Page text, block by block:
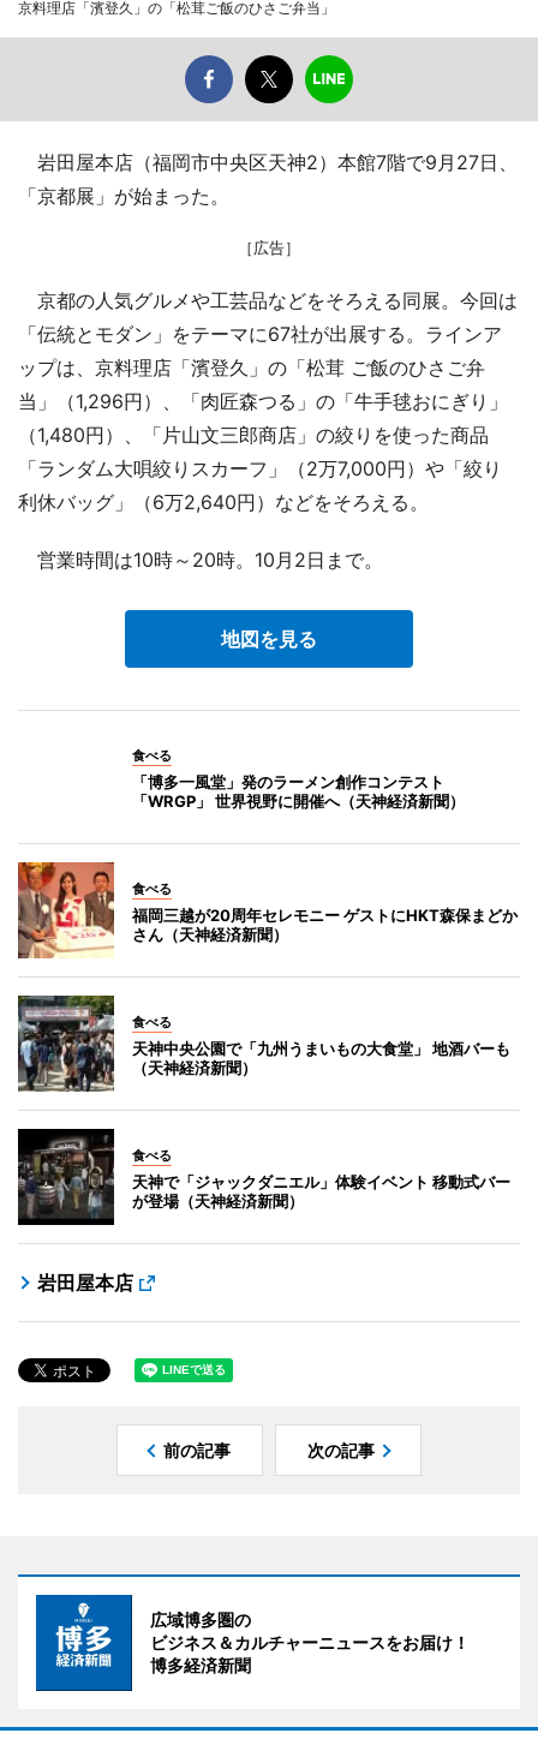
京料理店「濱登久」の「松茸ご飯のひさご弁当」
岩田屋本店（福岡市中央区天神2）本館7階で9月27日、
「京都展」が始まった。
［広告］
京都の人気グルメや工芸品などをそろえる同展。今回は
「伝統とモダン」をテーマに67社が出展する。ラインア
ップは、京料理店「濱登久」の「松茸 ご飯のひさご弁
当」（1,296円）、「肉匠森つる」の「牛手毬おにぎり」
（1,480円）、「片山文三郎商店」の絞りを使った商品
「ランダム大唄絞りスカーフ」（2万7,000円）や「絞り
利休バッグ」（6万2,640円）などをそろえる。
営業時間は10時～20時。10月2日まで。
地図を見る
食べる
「博多一風堂」発のラーメン創作コンテスト
「WRGP」 世界視野に開催へ（天神経済新聞）
食べる
福岡三越が20周年セレモニー ゲストにHKT森保まどか
さん（天神経済新聞）
食べる
天神中央公園で「九州うまいもの大食堂」 地酒バーも
（天神経済新聞）
食べる
天神で「ジャックダニエル」体験イベント 移動式バー
が登場（天神経済新聞）
岩田屋本店
前の記事 次の記事
広域博多圏の
ビジネス＆カルチャーニュースをお届け！
博多経済新聞